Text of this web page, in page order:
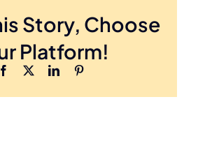
Story, Choose
Platform!
Facebook LinkedIn